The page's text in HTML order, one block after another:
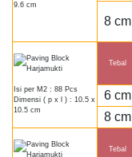
9.6 cm
8 cm
Isi per M2 : 88 Pcs
Dimensi ( p x l ) : 10.5 x
10.5 cm
Tebal
6 cm
8 cm
Tebal